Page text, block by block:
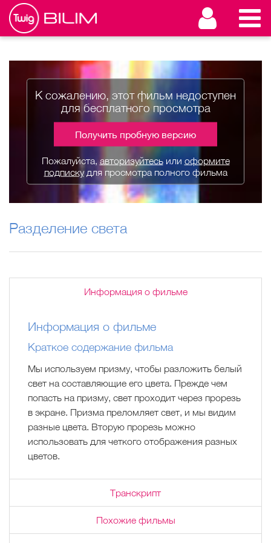
К сожалению, этот фильм недоступен
для бесплатного просмотра
Получить пробную версию
Пожалуйста, авторизуйтесьили оформите
подпискудля просмотра полного фильма
Разделение света
Информация о фильме
Информация о фильме
Краткое содержание фильма
Мы используем призму, чтобы разложить белый
свет на составляющие его цвета. Прежде чем
попасть на призму, свет проходит через прорезь
в экране. Призма преломляет свет, и мы видим
разные цвета. Вторую прорезь можно
использовать для четкого отображения разных
цветов.
Транскрипт
Похожие фильмы